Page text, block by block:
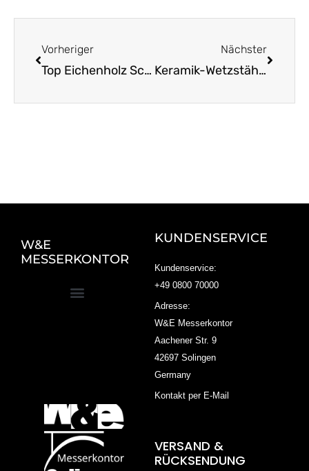
Vorheriger
Top Eichenholz Schneidebretter Nachhaltig und Robust
Nächster
Keramik-Wetzstähle: Mach stumpfe Messer wieder scharf!
W&E
MESSERKONTOR
KUNDENSERVICE
Kundenservice:
+49 0800 70000
Adresse:
W&E Messerkontor
Aachener Str. 9
42697 Solingen
Germany
Kontakt per E-Mail
VERSAND &
RÜCKSENDUNG